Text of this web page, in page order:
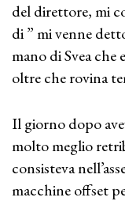
del direttore, mi
di ” mi venne
mano di Svea che
oltre che rovina
Il giorno dopo
molto meglio
consisteva
macchine offset